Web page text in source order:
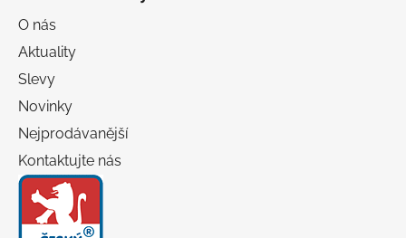
O nás
Aktuality
Slevy
Novinky
Nejprodávanější
Kontaktujte nás